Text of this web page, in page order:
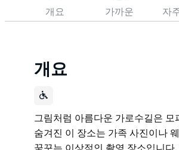
개요 가까운 자
개요
그림처럼 아름다운 가로수길은 모
숨겨진 이 장소는 가족 사진이나